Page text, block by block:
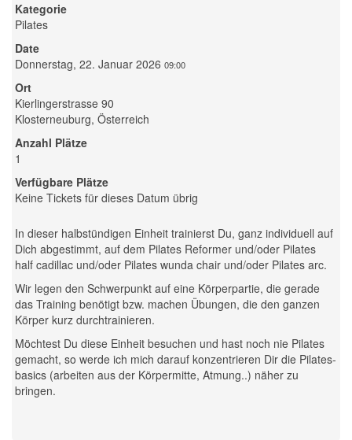
Kategorie
Pilates
Date
Donnerstag, 22. Januar 2026 09:00
Ort
Kierlingerstrasse 90
Klosterneuburg, Österreich
Anzahl Plätze
1
Verfügbare Plätze
Keine Tickets für dieses Datum übrig
In dieser halbstündigen Einheit trainierst Du, ganz individuell auf
Dich abgestimmt, auf dem Pilates Reformer und/oder Pilates
half cadillac und/oder Pilates wunda chair und/oder Pilates arc.
Wir legen den Schwerpunkt auf eine Körperpartie, die gerade
das Training benötigt bzw. machen Übungen, die den ganzen
Körper kurz durchtrainieren.
Möchtest Du diese Einheit besuchen und hast noch nie Pilates
gemacht, so werde ich mich darauf konzentrieren Dir die Pilates-
basics (arbeiten aus der Körpermitte, Atmung..) näher zu
bringen.